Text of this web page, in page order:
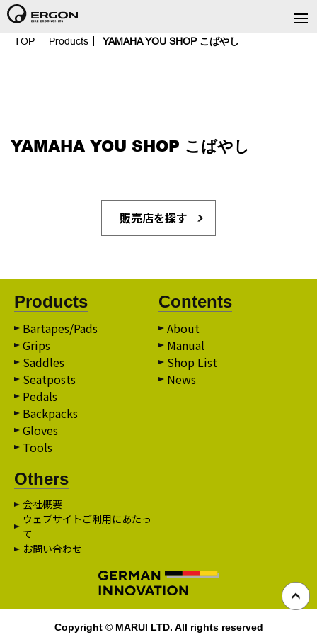
TOP Products YAMAHA YOU SHOP こばやし
YAMAHA YOU SHOP こばやし
販売店を探す
Products
Bartapes/Pads
Grips
Saddles
Seatposts
Pedals
Backpacks
Gloves
Tools
Contents
About
Manual
Shop List
News
Others
会社概要
ウェブサイトご利用にあたっ
て
お問い合わせ
Copyright © MARUI LTD. All rights reserved